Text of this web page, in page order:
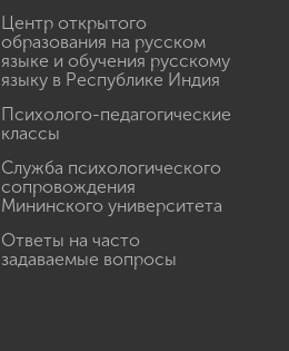
Центр открытого
образования на русском
языке и обучения русскому
языку в Республике Индия
Психолого-педагогические
классы
Служба психологического
сопровождения
Мининского университета
Ответы на часто
задаваемые вопросы